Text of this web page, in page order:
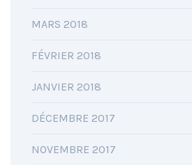
MARS 2018
FÉVRIER 2018
JANVIER 2018
DÉCEMBRE 2017
NOVEMBRE 2017